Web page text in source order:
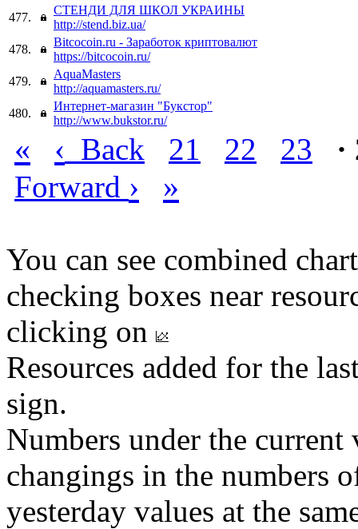
477.
СТЕНДИ ДЛЯ ШКОЛ УКРАИНЫ
http://stend.biz.ua/
478.
Bitcocoin.ru - Заработок криптовалют
https://bitcocoin.ru/
479.
AquaMasters
http://aquamasters.ru/
480.
Интернет-магазин "Букстор"
http://www.bukstor.ru/
« ‹ Back 21 22 23
Forward › »
You can see combined
checking boxes near
clicking on
Resources added for the
sign.
Numbers under the
changings in the numbers
yesterday values at the